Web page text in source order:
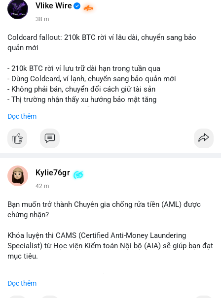
premium, PVA, aged với giá tốt nhất!
Vlike Wire
38 m
Coldcard fallout: 210k BTC rời ví lâu dài, chuyển sang bảo
quản mới
- 210k BTC rời ví lưu trữ dài hạn trong tuần qua
- Dùng Coldcard, ví lạnh, chuyển sang bảo quản mới
- Không phải bán, chuyển đổi cách giữ tài sản
- Thị trường nhận thấy xu hướng bảo mật tăng
#vlikevn #titanbot
Đọc thêm
Kylie76gr
42 m
Bạn muốn trở thành Chuyên gia chống rửa tiền (AML) được
chứng nhận?
Khóa luyện thi CAMS (Certified Anti-Money Laundering
Specialist) từ Học viện Kiểm toán Nội bộ (AIA) sẽ giúp bạn đạt
mục tiêu.
gồm tài liệu toàn diện, câu hỏi thực hành, bài thi thử sát thực
Đọc thêm